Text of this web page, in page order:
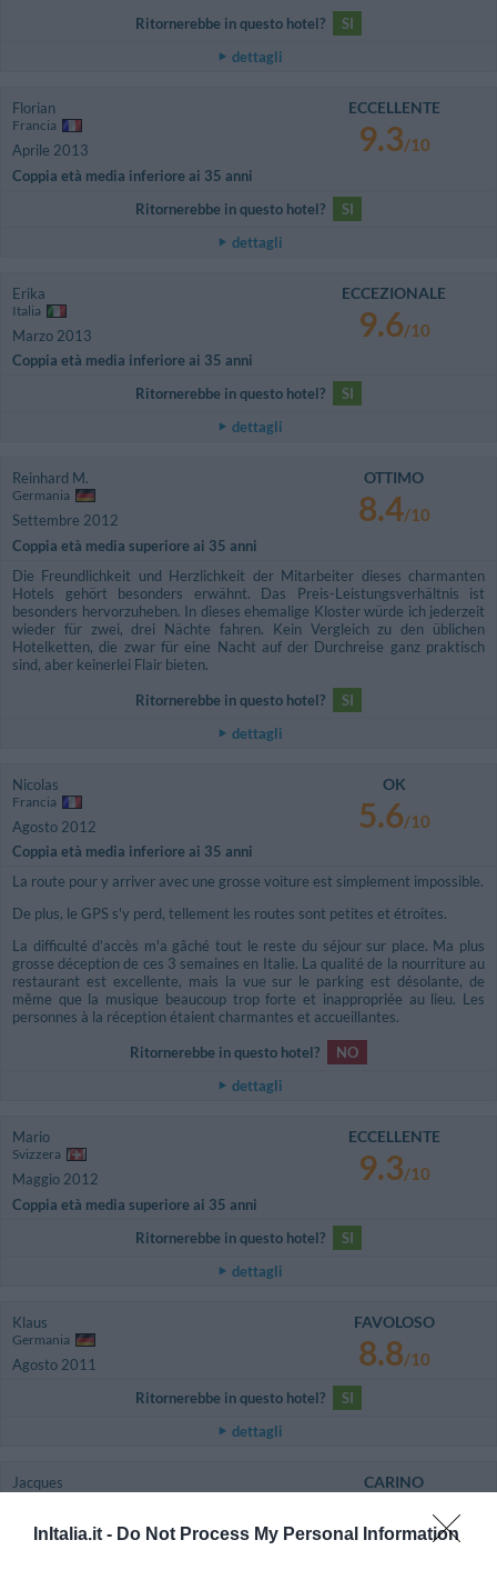
InItalia.it - Do Not Process My Personal Information
Ritornerebbe in questo hotel?
SI
dettagli
Florian
Francia
Aprile 2013
Coppia età media inferiore ai 35 anni
ECCELLENTE
9.3/10
Ritornerebbe in questo hotel?
SI
dettagli
Erika
Italia
Marzo 2013
Coppia età media inferiore ai 35 anni
ECCEZIONALE
9.6/10
Ritornerebbe in questo hotel?
SI
dettagli
Reinhard M.
Germania
Settembre 2012
Coppia età media superiore ai 35 anni
OTTIMO
8.4/10
Die Freundlichkeit und Herzlichkeit der Mitarbeiter dieses charmanten
Hotels gehört besonders erwähnt. Das Preis-Leistungsverhältnis ist
besonders hervorzuheben. In dieses ehemalige Kloster würde ich jederzeit
wieder für zwei, drei Nächte fahren. Kein Vergleich zu den üblichen
Hotelketten, die zwar für eine Nacht auf der Durchreise ganz praktisch
sind, aber keinerlei Flair bieten.
Ritornerebbe in questo hotel?
SI
dettagli
Nicolas
Francia
Agosto 2012
Coppia età media inferiore ai 35 anni
OK
5.6/10
La route pour y arriver avec une grosse voiture est simplement impossible.
De plus, le GPS s'y perd, tellement les routes sont petites et étroites.
La difficulté d’accès m'a gâché tout le reste du séjour sur place. Ma plus
grosse déception de ces 3 semaines en Italie. La qualité de la nourriture au
restaurant est excellente, mais la vue sur le parking est désolante, de
même que la musique beaucoup trop forte et inappropriée au lieu. Les
personnes à la réception étaient charmantes et accueillantes.
Ritornerebbe in questo hotel?
NO
dettagli
Mario
Svizzera
Maggio 2012
Coppia età media superiore ai 35 anni
ECCELLENTE
9.3/10
Ritornerebbe in questo hotel?
SI
dettagli
Klaus
Germania
Agosto 2011
FAVOLOSO
8.8/10
Ritornerebbe in questo hotel?
SI
dettagli
Jacques
Giugno 2011
CARINO